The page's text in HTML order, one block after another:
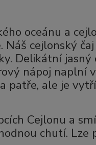
oceánu a
cejlonský
Delikátní jasný
nápoj naplní
patře, ale je
Cejlonu a
chutí. Lze